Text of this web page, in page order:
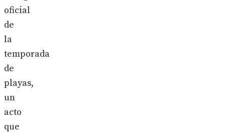
oficial
de
la
temporada
de
playas,
un
acto
que